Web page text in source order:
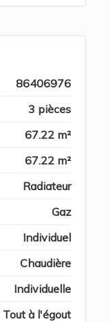
86406976
3 pièces
67.22 m²
67.22 m²
Radiateur
Gaz
Individuel
Chaudière
Individuelle
Tout à l'égout